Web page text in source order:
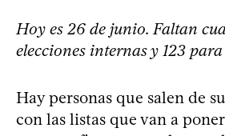
Hoy es 26 de junio. Faltan
elecciones internas y 123
Hay personas que salen de
con las listas que van a